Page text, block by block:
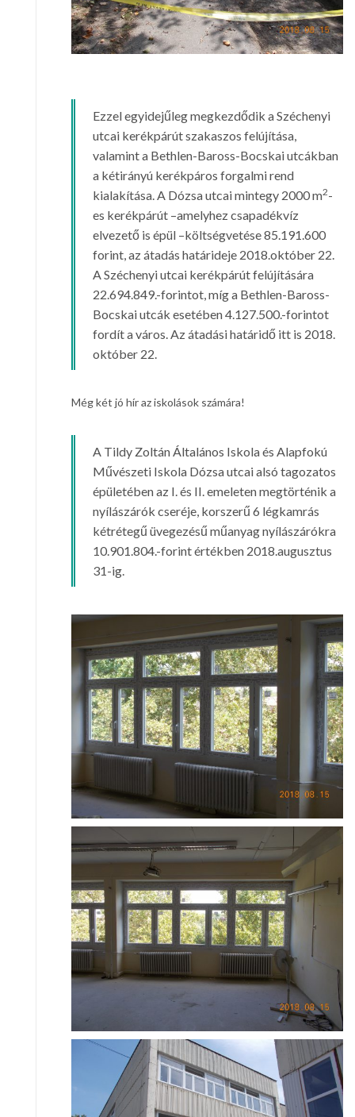
Ezzel egyidejűleg megkezdődik a Széchenyi
utcai kerékpárút szakaszos felújítása,
valamint a Bethlen-Baross-Bocskai utcákban
a kétirányú kerékpáros forgalmi rend
kialakítása. A Dózsa utcai mintegy 2000 m2-
es kerékpárút –amelyhez csapadékvíz
elvezető is épül –költségvetése 85.191.600
forint, az átadás határideje 2018.október 22.
A Széchenyi utcai kerékpárút felújítására
22.694.849.-forintot, míg a Bethlen-Baross-
Bocskai utcák esetében 4.127.500.-forintot
fordít a város. Az átadási határidő itt is 2018.
október 22.
Még két jó hír az iskolások számára!
A Tildy Zoltán Általános Iskola és Alapfokú
Művészeti Iskola Dózsa utcai alsó tagozatos
épületében az I. és II. emeleten megtörténik a
nyílászárók cseréje, korszerű 6 légkamrás
kétrétegű üvegezésű műanyag nyílászárókra
10.901.804.-forint értékben 2018.augusztus
31-ig.